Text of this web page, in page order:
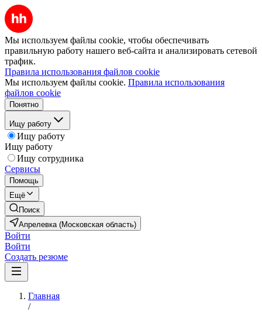
Мы используем файлы cookie, чтобы обеспечивать
правильную работу нашего веб-сайта и анализировать сетевой
трафик.
Правила использования файлов cookie
Мы используем файлы cookie. Правила использования
файлов cookie
Понятно
Ищу работу
Ищу работу
Ищу работу
Ищу сотрудника
Сервисы
Помощь
Ещё
Поиск
Апрелевка (Московская область)
Войти
Войти
Создать резюме
Главная
/